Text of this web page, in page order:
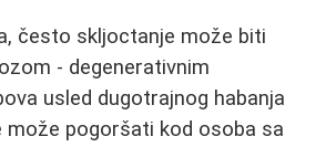
često skljoctanje može biti
- degenerativnim
usled dugotrajnog habanja
može pogoršati kod osoba sa